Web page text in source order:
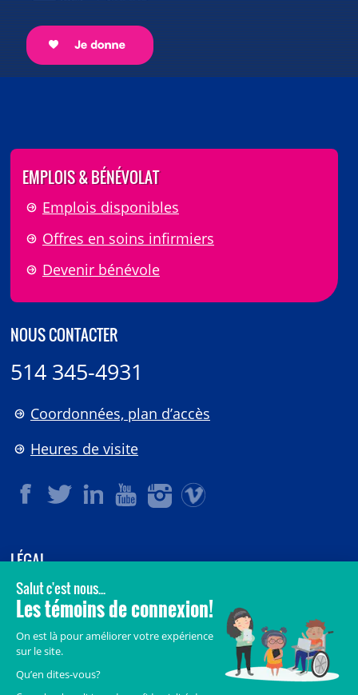
EMPLOIS & BÉNÉVOLAT
Emplois disponibles
Offres en soins infirmiers
Devenir bénévole
NOUS CONTACTER
514 345-4931
Coordonnées, plan d’accès
Heures de visite
LÉGAL
© 2006-2026CHU Sainte-Justine.
Tous droits réservés.
Crédits
Accès aux documents des organismes publics